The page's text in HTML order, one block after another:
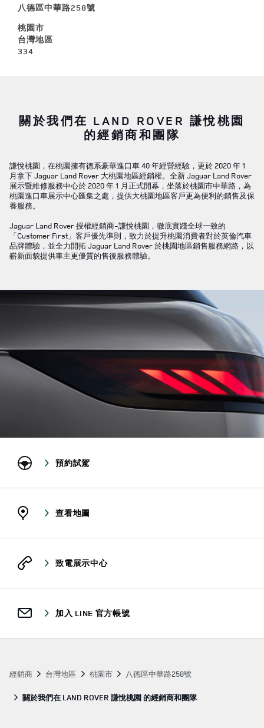
八德區中華路258號
桃園市
台灣地區
334
關於我們在 LAND ROVER 謙悅桃園
的經銷商和團隊
謙悅桃園，在桃園擁有德系豪華進口車 40 年經營經驗，更於 2020 年 1
月拿下 Jaguar Land Rover 大桃園地區經銷權。全新 Jaguar Land Rover
展示暨維修服務中心於 2020 年 1 月正式開幕，坐落於桃園市中華路，為
桃園進口車展示中心匯集之處，提供大桃園地區客戶更為便利的銷售及保
養服務。
Jaguar Land Rover 授權經銷商-謙悅桃園，徹底實踐全球一致的
「Customer First」客戶優先準則，致力於提升桃園消費者對於英倫汽車
品牌體驗，並全力開拓 Jaguar Land Rover 於桃園地區銷售服務網路，以
嶄新面貌提供車主更優質的售後服務體驗。
預約試駕
查看地圖
致電展示中心
加入 LINE 官方帳號
經銷商 台灣地區 桃園市 八德區中華路258號
關於我們在 LAND ROVER 謙悅桃園 的經銷商和團隊